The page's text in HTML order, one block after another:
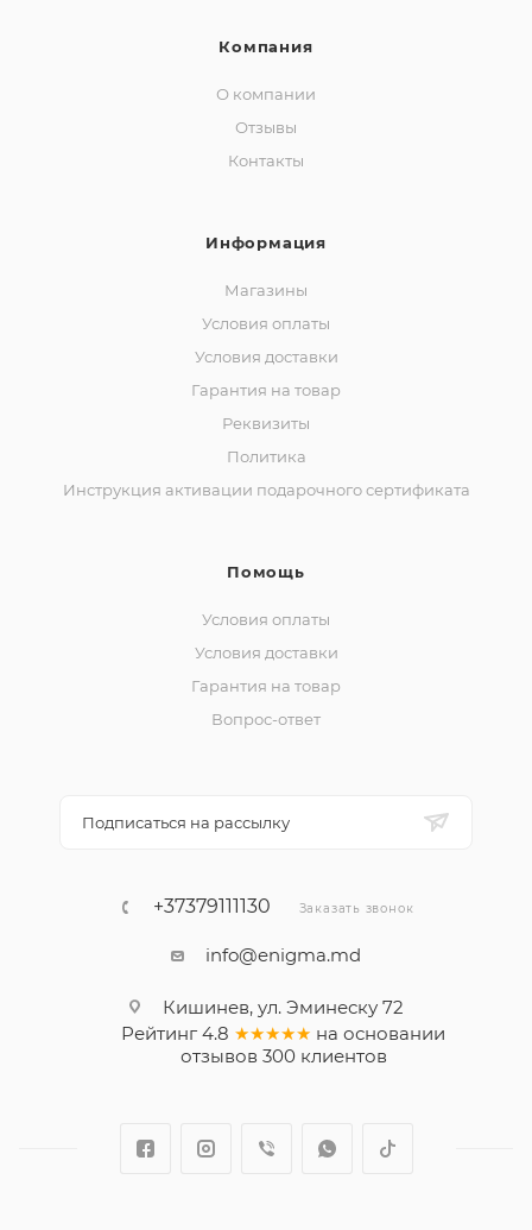
Компания
О компании
Отзывы
Контакты
Информация
Магазины
Условия оплаты
Условия доставки
Гарантия на товар
Реквизиты
Политика
Инструкция активации подарочного сертификата
Помощь
Условия оплаты
Условия доставки
Гарантия на товар
Вопрос-ответ
Подписаться на рассылку
+37379111130 Заказать звонок
info@enigma.md
Кишинев, ул. Эминеску 72
Рейтинг 4.8 ★★★★★ на основании
отзывов 300клиентов